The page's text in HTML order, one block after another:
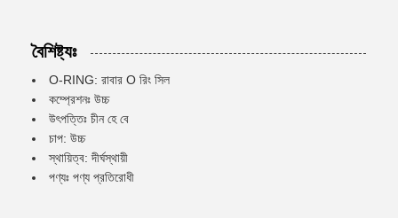
বৈশিষ্ট্যঃ
O-RING: রাবার O রিং সিল
কম্প্রেশনঃ উচ্চ
উৎপত্তিঃ চীন হে বে
চাপ: উচ্চ
স্থায়িত্ব: দীর্ঘস্থায়ী
পণ্যঃ পণ্য প্রতিরোধী